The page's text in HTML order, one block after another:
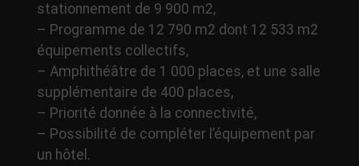
stationnement de 9 900 m2,
– Programme de 12 790 m2 dont 12 533 m2
équipements collectifs,
– Amphithéâtre de 1 000 places, et une salle
supplémentaire de 400 places,
– Priorité donnée à la connectivité,
– Possibilité de compléter l’équipement par
un hôtel.